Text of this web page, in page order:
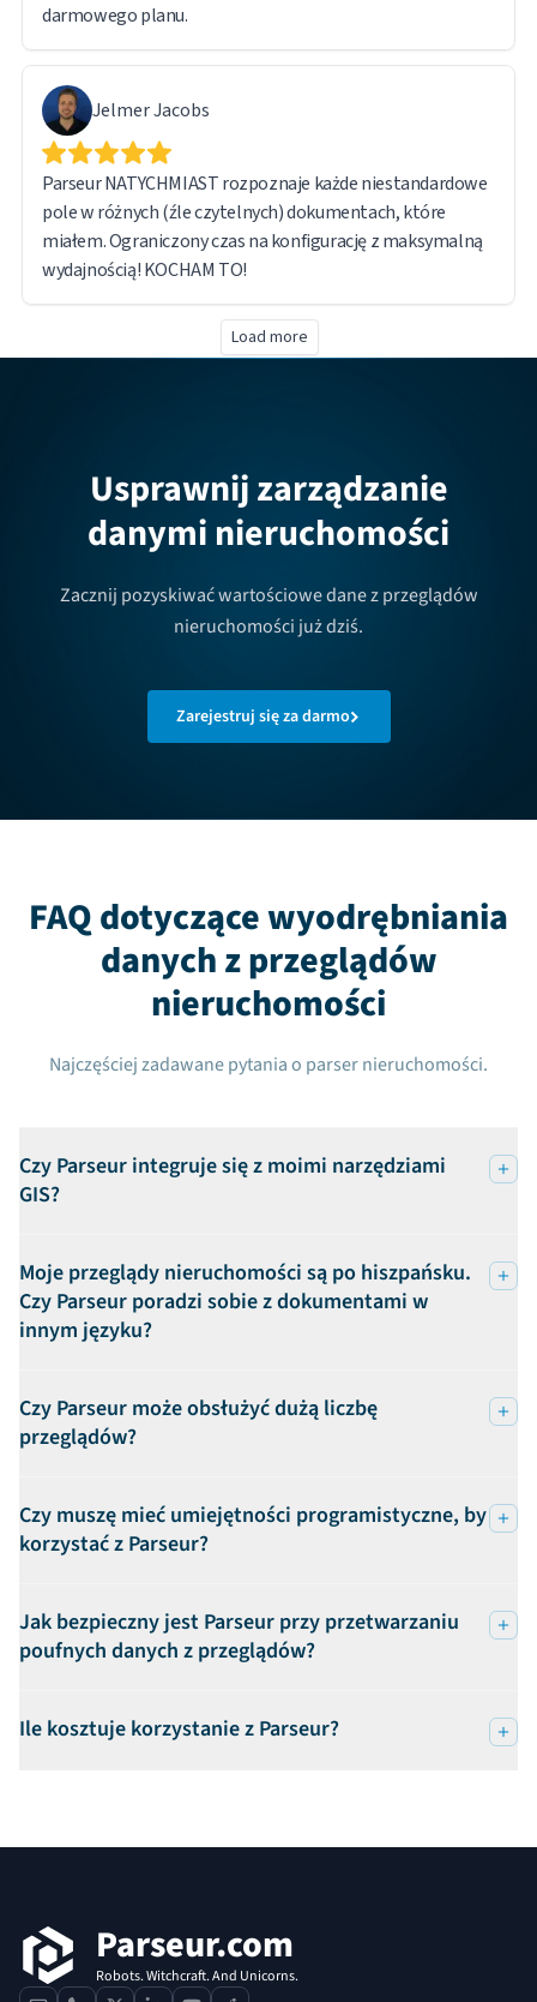
darmowego planu.
Jelmer Jacobs
Parseur NATYCHMIAST rozpoznaje każde niestandardowe
pole w różnych (źle czytelnych) dokumentach, które
miałem. Ograniczony czas na konfigurację z maksymalną
wydajnością! KOCHAM TO!
Load more
Usprawnij zarządzanie
danymi nieruchomości
Zacznij pozyskiwać wartościowe dane z przeglądów
nieruchomości już dziś.
Zarejestruj się za darmo
FAQ dotyczące wyodrębniania
danych z przeglądów
nieruchomości
Najczęściej zadawane pytania o parser nieruchomości.
Czy Parseur integruje się z moimi narzędziami
GIS?
Moje przeglądy nieruchomości są po hiszpańsku.
Czy Parseur poradzi sobie z dokumentami w
innym języku?
Czy Parseur może obsłużyć dużą liczbę
przeglądów?
Czy muszę mieć umiejętności programistyczne, by
korzystać z Parseur?
Jak bezpieczny jest Parseur przy przetwarzaniu
poufnych danych z przeglądów?
Ile kosztuje korzystanie z Parseur?
Parseur.com
Robots. Witchcraft. And Unicorns.